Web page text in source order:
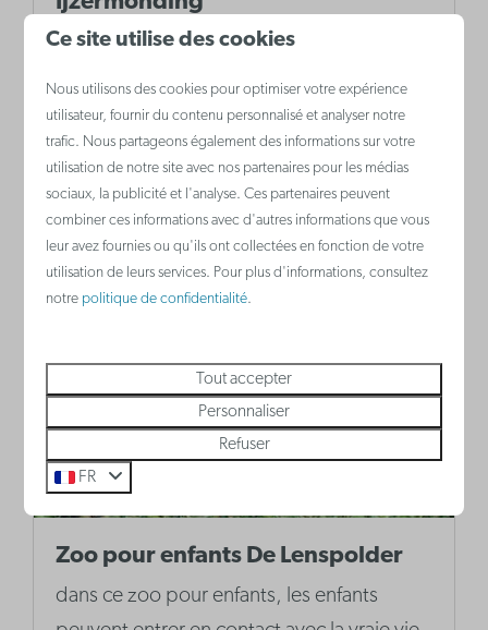
Dans cette magnifique réserve naturelle,
un phénomène unique se produit. L'Ijzer
est le seul fleuve belge qui se jette
directement dans la mer du Nord.
Plus
Zoo pour enfants De Lenspolder
dans ce zoo pour enfants, les enfants
Ce site utilise des cookies
Nous utilisons des cookies pour optimiser votre expérience
utilisateur, fournir du contenu personnalisé et analyser notre
trafic. Nous partageons également des informations sur votre
utilisation de notre site avec nos partenaires pour les médias
sociaux, la publicité et l'analyse. Ces partenaires peuvent
combiner ces informations avec d'autres informations que vous
leur avez fournies ou qu'ils ont collectées en fonction de votre
utilisation de leurs services. Pour plus d'informations, consultez
notre politique de confidentialité.
Tout accepter
Personnaliser
Refuser
FR